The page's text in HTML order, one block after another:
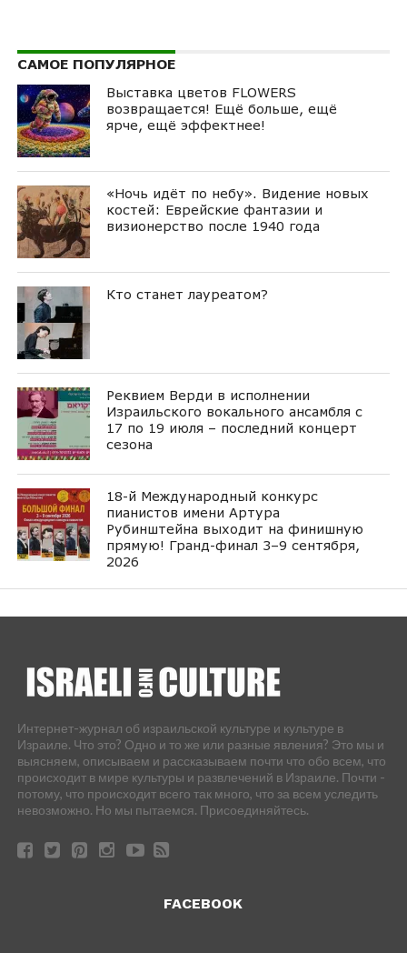
САМОЕ ПОПУЛЯРНОЕ
Выставка цветов FLOWERS
возвращается! Ещё больше, ещё
ярче, ещё эффектнее!
«Ночь идёт по небу». Видение новых
костей: Еврейские фантазии и
визионерство после 1940 года
Кто станет лауреатом?
Реквием Верди в исполнении
Израильского вокального ансамбля с
17 по 19 июля – последний концерт
сезона
18-й Международный конкурс
пианистов имени Артура
Рубинштейна выходит на финишную
прямую! Гранд-финал 3–9 сентября,
2026
Интернет-журнал об израильской культуре и культуре в
Израиле. Что это? Одно и то же или разные явления? Это мы и
выясняем, описываем и рассказываем почти что обо всем, что
происходит в мире культуры и развлечений в Израиле. Почти -
потому, что происходит всего так много, что за всем уследить
невозможно. Но мы пытаемся. Присоединяйтесь.
FACEBOOK